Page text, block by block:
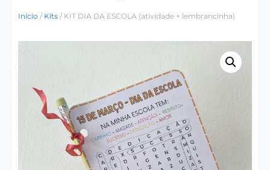
Início / Kits / KIT DIA DA ESCOLA (atividade + lembrancinha)